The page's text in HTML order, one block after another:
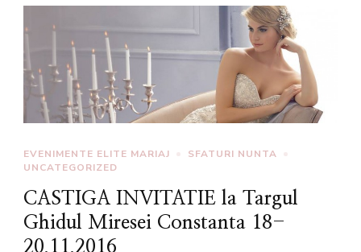
EVENIMENTE ELITE MARIAJ
SFATURI NUNTA
UNCATEGORIZED
CASTIGA INVITATIE la Targul
Ghidul Miresei Constanta 18-
20.11.2016